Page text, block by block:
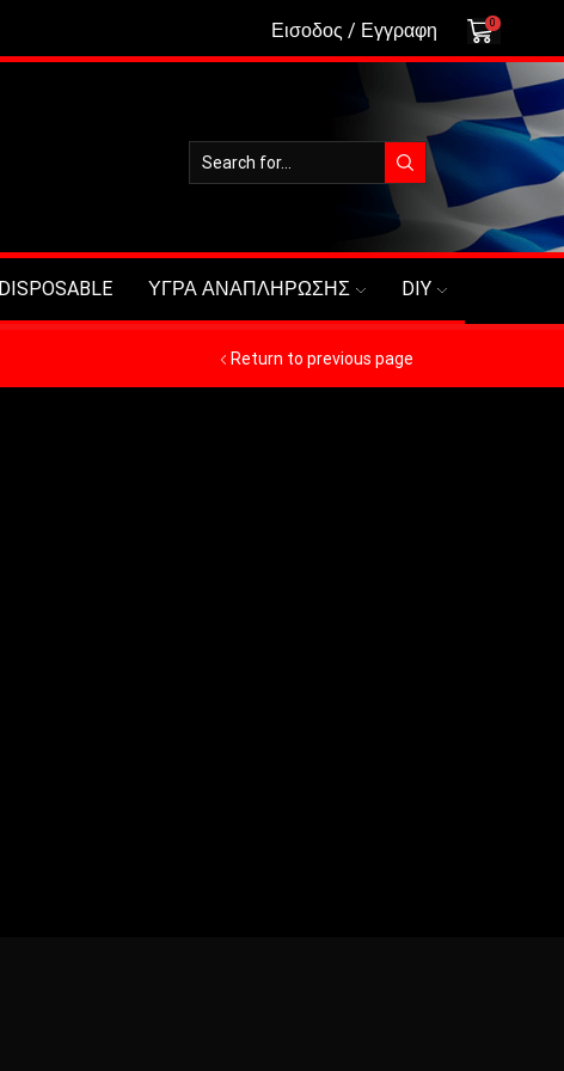
Εισοδος / Εγγραφη 0
DISPOSABLE ΥΓΡΑ ΑΝΑΠΛΗΡΩΣΗΣ DIY
Return to previous page